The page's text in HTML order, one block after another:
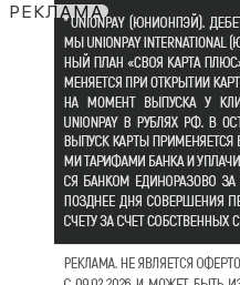
РЕКЛАМА